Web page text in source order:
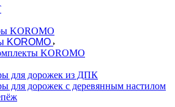
KOROMO
KOROMO
для дорожек из ДПК
для дорожек с деревянным настилом